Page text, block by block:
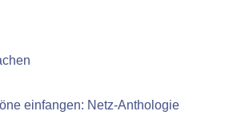
einfangen: Netz-Anthologie